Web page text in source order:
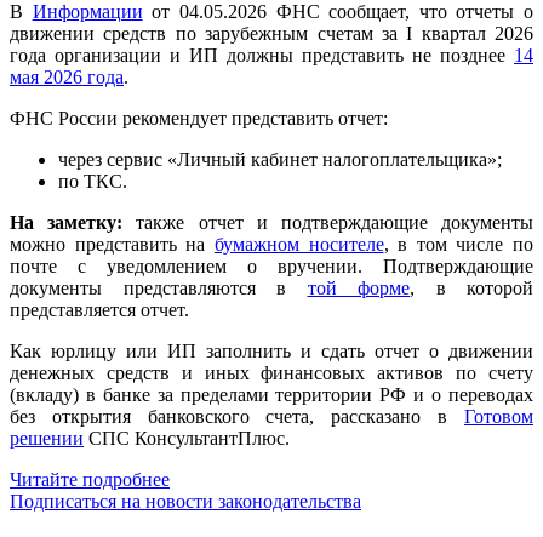
В Информации от 04.05.2026 ФНС сообщает, что отчеты о
движении средств по зарубежным счетам за I квартал 2026
года организации и ИП должны представить не позднее 14
мая 2026 года.
ФНС России рекомендует представить отчет:
через сервис «Личный кабинет налогоплательщика»;
по ТКС.
На заметку: также отчет и подтверждающие документы
можно представить на бумажном носителе, в том числе по
почте с уведомлением о вручении. Подтверждающие
документы представляются в той форме, в которой
представляется отчет.
Как юрлицу или ИП заполнить и сдать отчет о движении
денежных средств и иных финансовых активов по счету
(вкладу) в банке за пределами территории РФ и о переводах
без открытия банковского счета, рассказано в Готовом
решении СПС КонсультантПлюс.
Читайте подробнее
Подписаться на новости законодательства